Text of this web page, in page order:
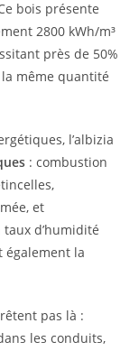
bois présente
2800 kWh/m³
près de 50%
même quantité
l’albizia
: combustion
et
taux d’humidité
également la
pas là :
les conduits,